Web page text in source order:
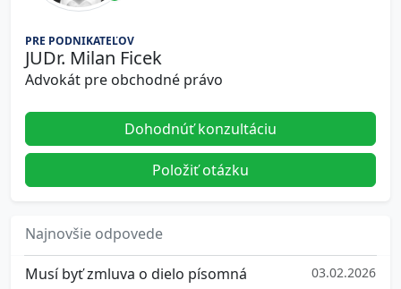
PRE PODNIKATEĽOV
JUDr. Milan Ficek
Advokát pre obchodné právo
Dohodnúť konzultáciu
Položiť otázku
Najnovšie odpovede
Musí byť zmluva o dielo písomná 03.02.2026